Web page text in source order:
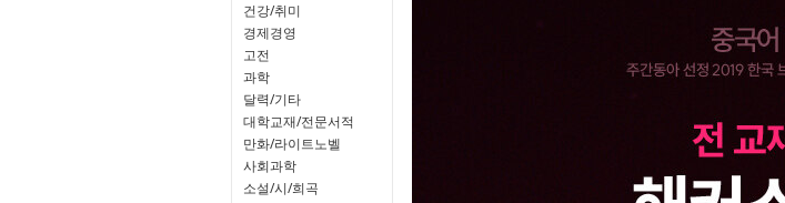
건강/취미
경제경영
고전
과학
달력/기타
대학교재/전문서적
만화/라이트노벨
사회과학
소설/시/희곡